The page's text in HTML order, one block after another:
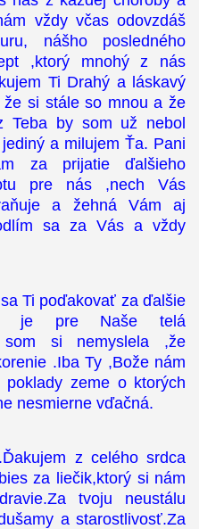
vždy včas odovzdáš
nášho posledného
,ktorý mnohý z nás
Ti Drahý a láskavý
si stále so mnou a že
Teba by som už nebol
a milujem Ťa. Pani
za prijatie ďalšieho
pre nás ,nech Vás
a žehná Vám aj
sa za Vás a vždy
Ti poďakovať za ďalšie
je pre Naše telá
som si nemyslela ,že
.Iba Ty ,Bože nám
poklady zeme o ktorých
nesmierne vďačná.
z celého srdca
za liečik,ktorý si nám
tvoju neustálu
a starostlivosť.Za